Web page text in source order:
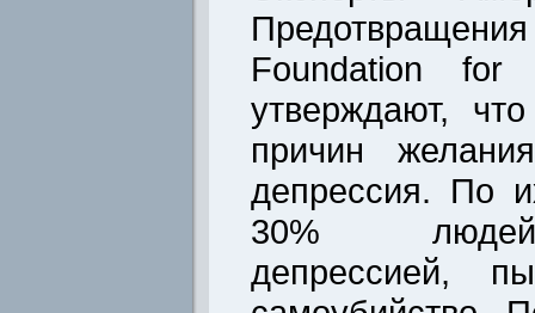
Foundation for
утверждают,
причин
депрессия. По
30%
депрессией,